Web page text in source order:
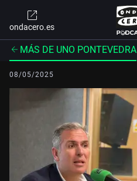
ondacero.es
MÁS DE UNO PONTEVEDRA
08/05/2025